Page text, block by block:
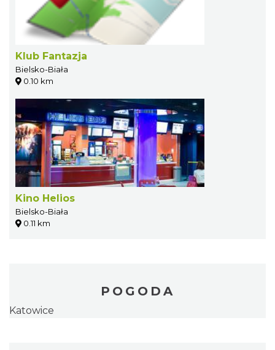
Klub Fantazja
Bielsko-Biała
0.10 km
Kino Helios
Bielsko-Biała
0.11 km
POGODA
Katowice